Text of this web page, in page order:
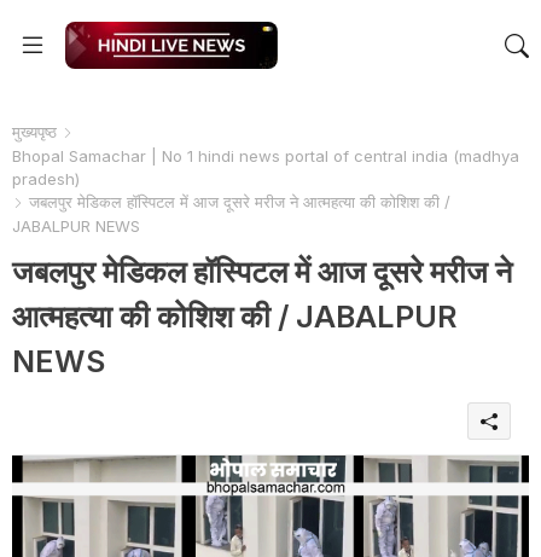
मुख्यपृष्ठ
Bhopal Samachar | No 1 hindi news portal of central india (madhya
pradesh)
जबलपुर मेडिकल हॉस्पिटल में आज दूसरे मरीज ने आत्महत्या की कोशिश की /
JABALPUR NEWS
जबलपुर मेडिकल हॉस्पिटल में आज दूसरे मरीज ने
आत्महत्या की कोशिश की / JABALPUR
NEWS